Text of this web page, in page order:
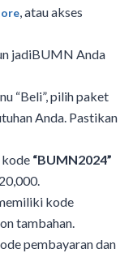
, atau akses
jadiBUMN Anda
“Beli”, pilih paket
Anda. Pastikan
“BUMN2024”
kode
tambahan.
pembayaran dan